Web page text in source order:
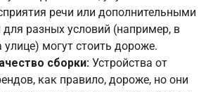
речи или дополнительными
разных условий (например, в
улице) могут стоить дороже.
сборки: Устройства от
как правило, дороже, но они